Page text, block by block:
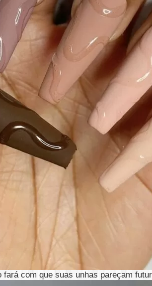
fará com que suas unhas pareçam